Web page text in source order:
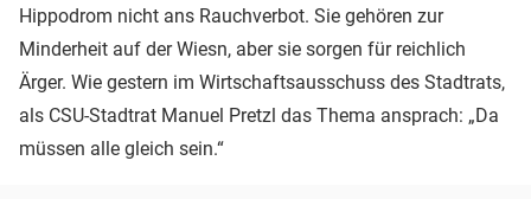
Hippodrom nicht ans Rauchverbot. Sie gehören zur
Minderheit auf der Wiesn, aber sie sorgen für reichlich
Ärger. Wie gestern im Wirtschaftsausschuss des Stadtrats,
als CSU-Stadtrat Manuel Pretzl das Thema ansprach: „Da
müssen alle gleich sein.“